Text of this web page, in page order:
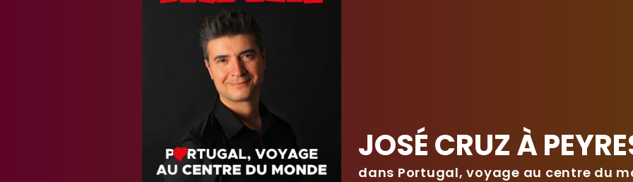
JOSÉ CRUZ À
dans Portugal, voyage au centre du